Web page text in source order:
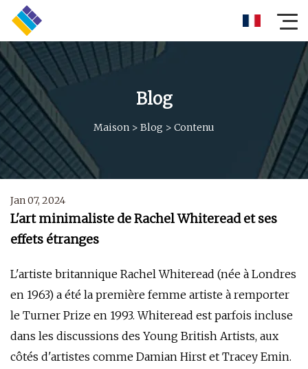
Blog
Maison > Blog > Contenu
Jan 07, 2024
L'art minimaliste de Rachel Whiteread et ses
effets étranges
L'artiste britannique Rachel Whiteread (née à Londres
en 1963) a été la première femme artiste à remporter
le Turner Prize en 1993. Whiteread est parfois incluse
dans les discussions des Young British Artists, aux
côtés d'artistes comme Damian Hirst et Tracey Emin.